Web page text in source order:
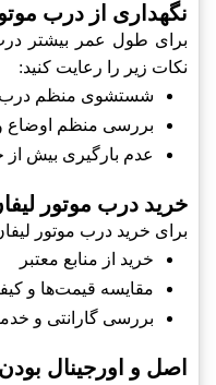
نگهداری از درب موتور
نکات زیر را رعایت کنید:
شستشوی منظم درب
بررسی منظم اوضاع
عدم بارگیری بیش از
خرید درب موتور لیفان
برای خرید درب موتور لیفان 620 به نکات زیر توجه
خرید از منابع معتبر
مقایسه قیمت‌ها و
بررسی گارانتی و
اصل و اورجینال بودن